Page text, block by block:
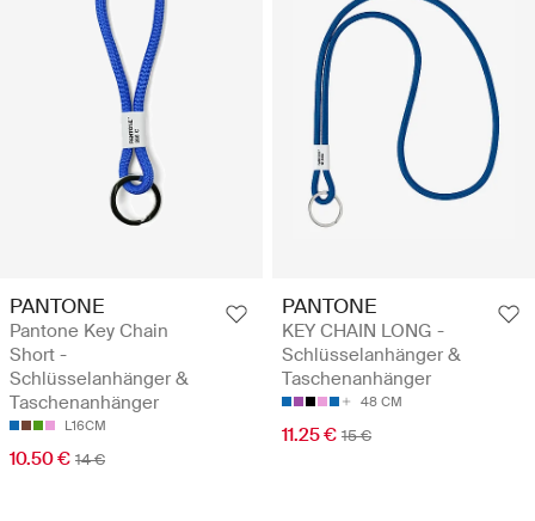
PANTONE
Pantone Key Chain
Short -
Schlüsselanhänger &
Taschenanhänger
L16CM
10.50 € 14 €
PANTONE
KEY CHAIN LONG -
Schlüsselanhänger &
Taschenanhänger
48 CM
11.25 € 15 €